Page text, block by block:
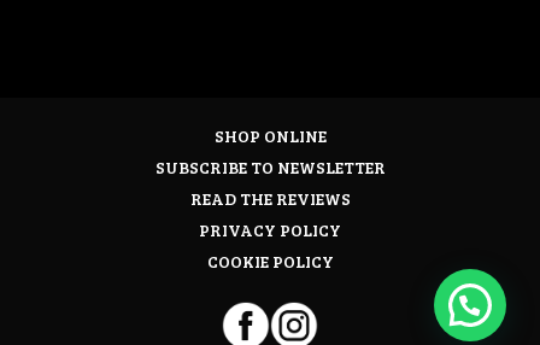
SHOP ONLINE
SUBSCRIBE TO NEWSLETTER
READ THE REVIEWS
PRIVACY POLICY
COOKIE POLICY